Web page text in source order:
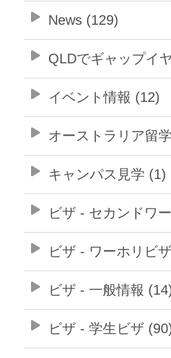
News (129)
QLDでギャップイ
イベント情報 (12)
オーストラリア留
キャンパス見学 (1)
ビザ - セカンドワ
ビザ - ワーホリビ
ビザ - 一般情報
ビザ - 学生ビザ